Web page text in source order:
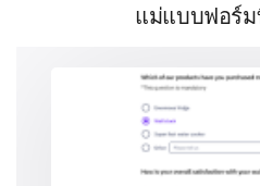
อื่น ๆ (กรุณาระบุ)
ความชอบด้านราคา
แม่แบบฟอร์ม